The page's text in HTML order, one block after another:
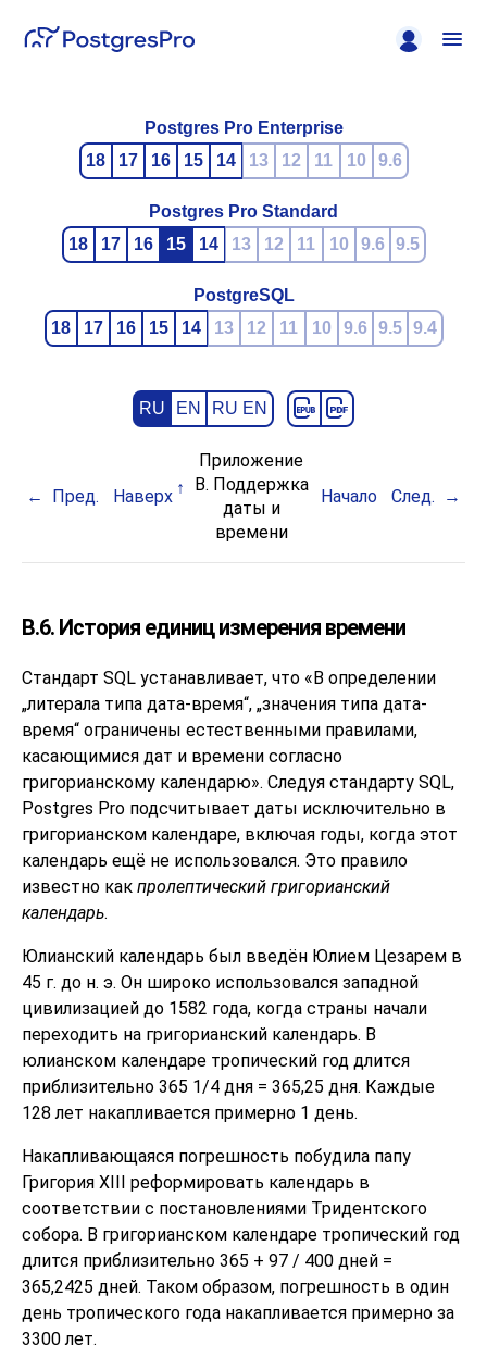
Postgres Pro Enterprise
18
17 16 15 14 13 12 11 10 9.6
Postgres Pro Standard
18
17 16 15 14 13 12 11 10 9.6 9.5
PostgreSQL
18
17 16 15 14 13 12 11 10 9.6 9.5 9.4
RU EN RU EN
Пред. Наверх
Приложение
B. Поддержка
даты и
времени
Начало След.
B.6. История единиц измерения времени
Стандарт SQL устанавливает, что «В определении
„литерала типа дата-время“, „значения типа дата-
время“ ограничены естественными правилами,
касающимися дат и времени согласно
григорианскому календарю». Следуя стандарту SQL,
Postgres Pro подсчитывает даты исключительно в
григорианском календаре, включая годы, когда этот
календарь ещё не использовался. Это правило
известно как пролептический григорианский
календарь.
Юлианский календарь был введён Юлием Цезарем в
45 г. до н. э. Он широко использовался западной
цивилизацией до 1582 года, когда страны начали
переходить на григорианский календарь. В
юлианском календаре тропический год длится
приблизительно 365 1/4 дня = 365,25 дня. Каждые
128 лет накапливается примерно 1 день.
Накапливающаяся погрешность побудила папу
Григория XIII реформировать календарь в
соответствии с постановлениями Тридентского
собора. В григорианском календаре тропический год
длится приблизительно 365 + 97 / 400 дней =
365,2425 дней. Таком образом, погрешность в один
день тропического года накапливается примерно за
3300 лет.